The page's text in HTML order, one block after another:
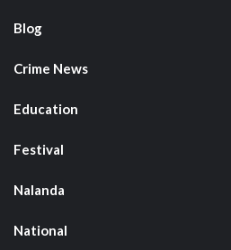
Blog
Crime News
Education
Festival
Nalanda
National